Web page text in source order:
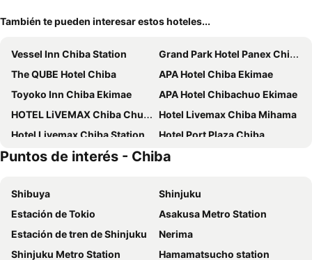
También te pueden interesar estos hoteles...
Vessel Inn Chiba Station
Grand Park Hotel Panex Chiba
The QUBE Hotel Chiba
APA Hotel Chiba Ekimae
Toyoko Inn Chiba Ekimae
APA Hotel Chibachuo Ekimae
HOTEL LiVEMAX Chiba Chuo-Ekimae
Hotel Livemax Chiba Mihama
Hotel Livemax Chiba Station
Hotel Port Plaza Chiba
Tabist Hotel Diana Yachiyodai Hotel Livemax Chiba Soga-Ekimae
Toyoko Inn Chiba minato Ekimae
Hotel Shuranza Chiba
Sankei City Hotel Chiba
Okura Chiba Hotel
Super Hotel Chiba Ekimae
Hotel Route Inn Chiba Hamano
Toyoko Inn Chiba eki Higashi guchi
Vessel Inn Keisei Tsudanuma Station
Puntos de interés - Chiba
Shibuya
Shinjuku
Estación de Tokio
Asakusa Metro Station
Estación de tren de Shinjuku
Nerima
Shinjuku Metro Station
Hamamatsucho station